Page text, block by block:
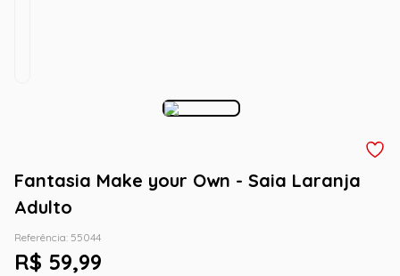
Fantasia Make your Own - Saia Laranja
Adulto
Referência: 55044
R$ 59,99